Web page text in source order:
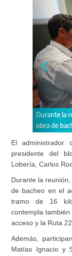
reunión, se firmó el
en el acceso a la
El administrador
presidente del
Lobería, Carlos
Durante la
de bacheo en el
tramo de 16
contempla
acceso y la Ruta
Además,
Matías Ignacio y